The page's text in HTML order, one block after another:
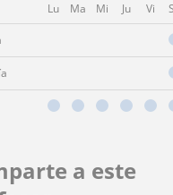
Lu Ma Mi Ju Vi
a este